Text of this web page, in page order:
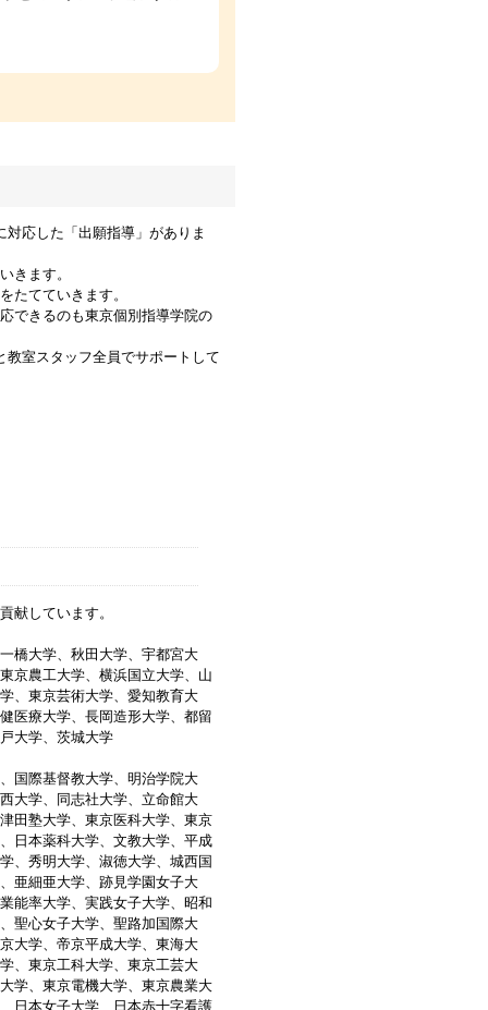
応した「出願指導」がありま
きます。
たてていきます。
できるのも東京個別指導学院の
室スタッフ全員でサポートして
献しています。
橋大学、秋田大学、宇都宮大
京農工大学、横浜国立大学、山
、東京芸術大学、愛知教育大
医療大学、長岡造形大学、都留
大学、茨城大学
国際基督教大学、明治学院大
大学、同志社大学、立命館大
田塾大学、東京医科大学、東京
日本薬科大学、文教大学、平成
、秀明大学、淑徳大学、城西国
亜細亜大学、跡見学園女子大
能率大学、実践女子大学、昭和
聖心女子大学、聖路加国際大
大学、帝京平成大学、東海大
、東京工科大学、東京工芸大
学、東京電機大学、東京農業大
日本女子大学、日本赤十字看護